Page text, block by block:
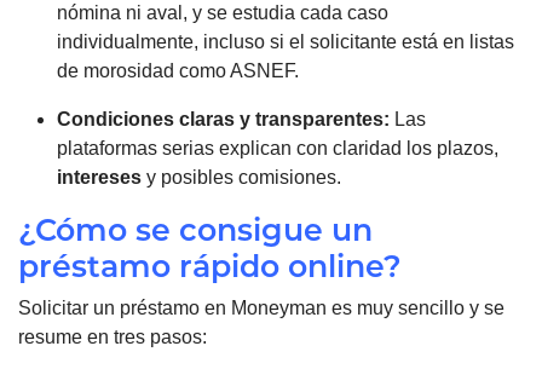
nómina ni aval, y se estudia cada caso
individualmente, incluso si el solicitante está en listas
de morosidad como ASNEF.
Condiciones claras y transparentes: Las
plataformas serias explican con claridad los plazos,
intereses y posibles comisiones.
¿Cómo se consigue un
préstamo rápido online?
Solicitar un préstamo en Moneyman es muy sencillo y se
resume en tres pasos: